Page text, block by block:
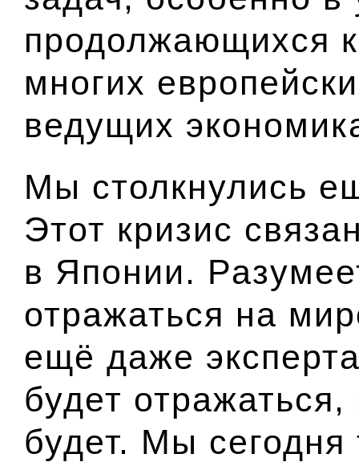
продолжающихся
многих
ведущих
Мы столкнулись
Этот кризис
в Японии.
отражаться на
ещё даже
будет
будет. Мы сегодня